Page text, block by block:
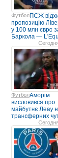
ФутболПСЖ
пропозицію
у 100 млн євро
Баркола —
ФутболАморім
висловився про
майбутнє Леау
трансферних